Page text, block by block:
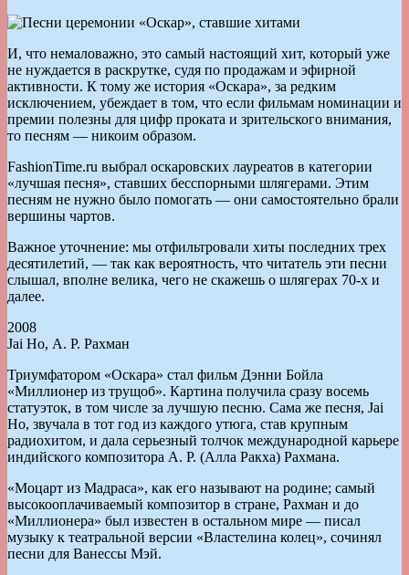
И, что немаловажно, это самый настоящий хит, который уже
не нуждается в раскрутке, судя по продажам и эфирной
активности. К тому же история «Оскара», за редким
исключением, убеждает в том, что если фильмам номинации и
премии полезны для цифр проката и зрительского внимания,
то песням — никоим образом.
FashionTime.ru выбрал оскаровских лауреатов в категории
«лучшая песня», ставших бесспорными шлягерами. Этим
песням не нужно было помогать — они самостоятельно брали
вершины чартов.
Важное уточнение: мы отфильтровали хиты последних трех
десятилетий, — так как вероятность, что читатель эти песни
слышал, вполне велика, чего не скажешь о шлягерах 70-х и
далее.
2008
Jai Ho, А. Р. Рахман
Триумфатором «Оскара» стал фильм Дэнни Бойла
«Миллионер из трущоб». Картина получила сразу восемь
статуэток, в том числе за лучшую песню. Сама же песня, Jai
Ho, звучала в тот год из каждого утюга, став крупным
радиохитом, и дала серьезный толчок международной карьере
индийского композитора А. Р. (Алла Ракха) Рахмана.
«Моцарт из Мадраса», как его называют на родине; самый
высокооплачиваемый композитор в стране, Рахман и до
«Миллионера» был известен в остальном мире — писал
музыку к театральной версии «Властелина колец», сочинял
песни для Ванессы Мэй.